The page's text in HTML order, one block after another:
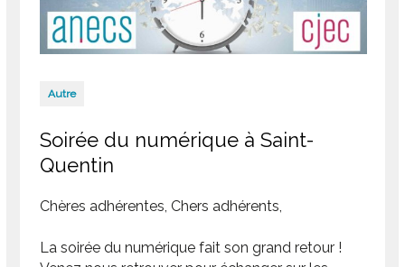
Autre
Soirée du numérique à Saint-
Quentin
Chères adhérentes, Chers adhérents,
La soirée du numérique fait son grand retour !